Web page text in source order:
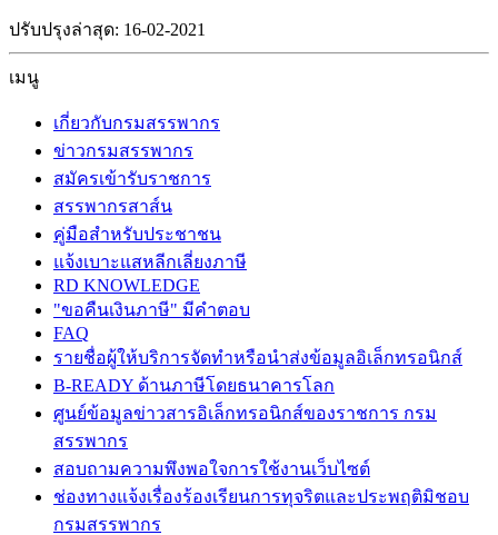
ปรับปรุงล่าสุด: 16-02-2021
เมนู
เกี่ยวกับกรมสรรพากร
ข่าวกรมสรรพากร
สมัครเข้ารับราชการ
สรรพากรสาส์น
คู่มือสำหรับประชาชน
แจ้งเบาะแสหลีกเลี่ยงภาษี
RD KNOWLEDGE
"ขอคืนเงินภาษี" มีคำตอบ
FAQ
รายชื่อผู้ให้บริการจัดทำหรือนำส่งข้อมูลอิเล็กทรอนิกส์
B-READY ด้านภาษีโดยธนาคารโลก
ศูนย์ข้อมูลข่าวสารอิเล็กทรอนิกส์ของราชการ กรม
สรรพากร
สอบถามความพึงพอใจการใช้งานเว็บไซต์
ช่องทางแจ้งเรื่องร้องเรียนการทุจริตและประพฤติมิชอบ
กรมสรรพากร